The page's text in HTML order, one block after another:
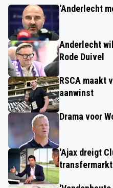
'Anderlecht
Anderlecht
Rode Duivel
RSCA maakt
aanwinst
Drama voor
'Ajax dreigt